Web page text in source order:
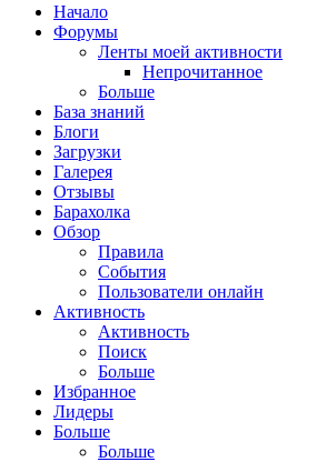
Начало
Форумы
Ленты моей активности
Непрочитанное
Больше
База знаний
Блоги
Загрузки
Галерея
Отзывы
Барахолка
Обзор
Правила
События
Пользователи онлайн
Активность
Активность
Поиск
Больше
Избранное
Лидеры
Больше
Больше